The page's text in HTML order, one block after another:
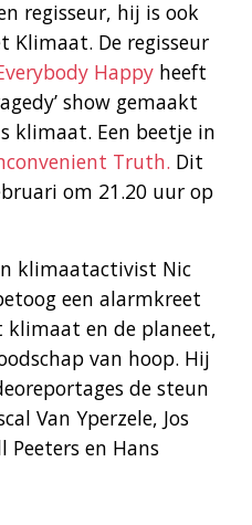
regisseur, hij is ook
Klimaat. De regisseur
Happy heeft
show gemaakt
klimaat. Een beetje in
Truth. Dit
om 21.20 uur op
klimaatactivist Nic
een alarmkreet
klimaat en de planeet,
van hoop. Hij
de steun
Van Yperzele, Jos
Peeters en Hans